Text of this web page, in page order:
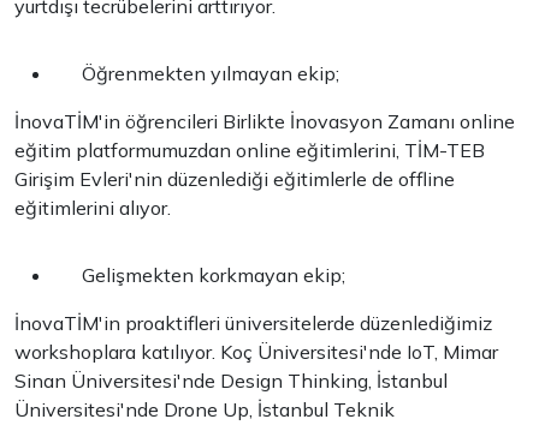
yurtdışı tecrübelerini arttırıyor.
Öğrenmekten yılmayan ekip;
İnovaTİM'in öğrencileri Birlikte İnovasyon Zamanı online
eğitim platformumuzdan online eğitimlerini, TİM-TEB
Girişim Evleri'nin düzenlediği eğitimlerle de offline
eğitimlerini alıyor.
Gelişmekten korkmayan ekip;
İnovaTİM'in proaktifleri üniversitelerde düzenlediğimiz
workshoplara katılıyor. Koç Üniversitesi'nde IoT, Mimar
Sinan Üniversitesi'nde Design Thinking, İstanbul
Üniversitesi'nde Drone Up, İstanbul Teknik